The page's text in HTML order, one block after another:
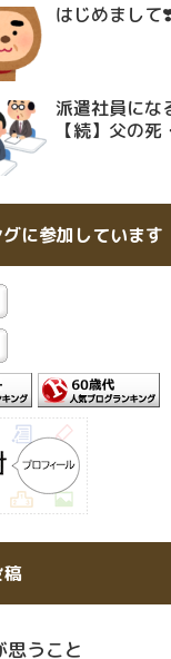
はじめまして
派遣社員にな
【続】父の
に参加しています
思うこと